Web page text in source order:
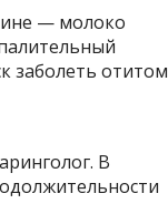
— молоко
заболеть отитом
В